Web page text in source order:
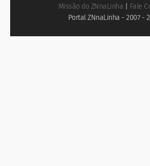
Missão do ZNnaLinha | Fale
Portal ZNnaLinha - 2007 -